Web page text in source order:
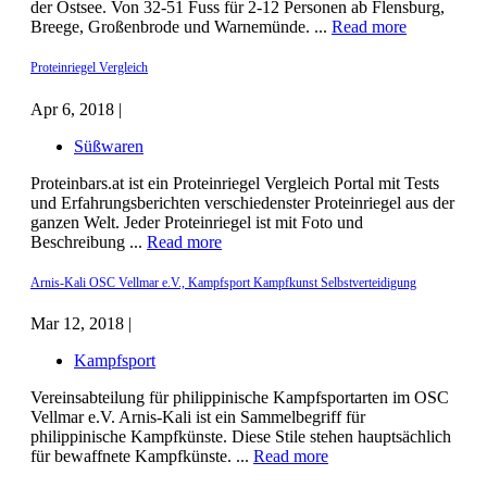
der Ostsee. Von 32-51 Fuss für 2-12 Personen ab Flensburg,
Breege, Großenbrode und Warnemünde. ... Read more
Proteinriegel Vergleich
Apr 6, 2018 |
Süßwaren
Proteinbars.at ist ein Proteinriegel Vergleich Portal mit Tests
und Erfahrungsberichten verschiedenster Proteinriegel aus der
ganzen Welt. Jeder Proteinriegel ist mit Foto und
Beschreibung ... Read more
Arnis-Kali OSC Vellmar e.V., Kampfsport Kampfkunst Selbstverteidigung
Mar 12, 2018 |
Kampfsport
Vereinsabteilung für philippinische Kampfsportarten im OSC
Vellmar e.V. Arnis-Kali ist ein Sammelbegriff für
philippinische Kampfkünste. Diese Stile stehen hauptsächlich
für bewaffnete Kampfkünste. ... Read more